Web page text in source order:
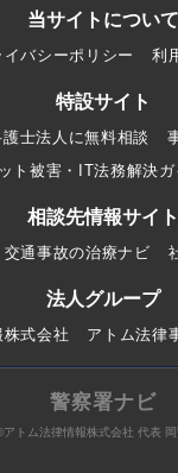
当サイトについて
イバシーポリシー 利
特設サイト
士法人に無料相談
ト被害・IT法務解決ガ
相談先情報サイト
交通事故の治療ナビ
法人グループ
式会社 アトム法律
警察署ナビ
アトム法律情報株式会社 代表 岡